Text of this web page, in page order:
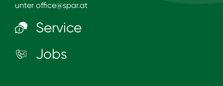
unter office@spar.at
Service
Jobs